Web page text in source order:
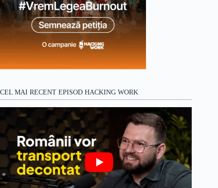
CEL MAI RECENT EPISOD HACKING WORK